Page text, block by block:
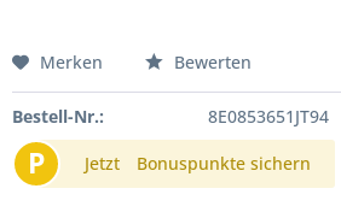
Merken Bewerten
Bestell-Nr.: 8E0853651JT94
P Jetzt Bonuspunkte sichern